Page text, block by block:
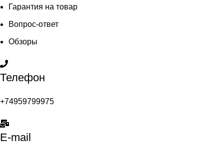
Гарантия на товар
Вопрос-ответ
Обзоры
Телефон
+74959799975
E-mail